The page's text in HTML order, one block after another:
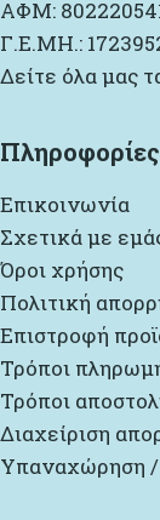
ΑΦΜ:
Γ.Ε.ΜΗ.:
Δείτε όλα μας
Πληροφορίες
Επικοινωνία
Σχετικά με
Όροι χρήσης
Πολιτική
Επιστροφή
Τρόποι
Τρόποι
Διαχείριση
Υπαναχώρηση